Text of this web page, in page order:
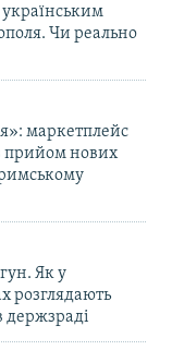
Чи реально
маркетплейс
прийом нових
Як у
розглядають
держзраді